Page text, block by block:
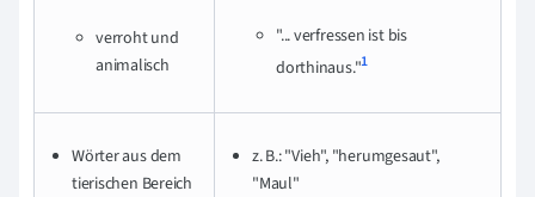
verroht und
animalisch
"... verfressen ist bis
dorthinaus."1
Wörter aus dem
tierischen Bereich
z. B.: "Vieh", "herumgesaut",
"Maul"